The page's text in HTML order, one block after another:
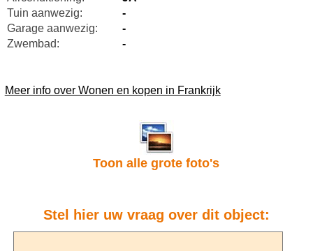
Tuin aanwezig:
-
Garage aanwezig:
-
Zwembad:
-
Meer info over Wonen en kopen in Frankrijk
Toon alle grote foto's
Stel hier uw vraag over dit object: